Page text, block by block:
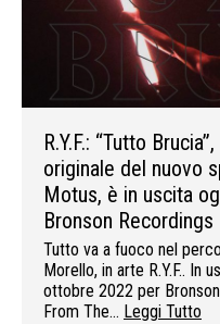
R.Y.F.: “Tutto
originale del nuovo
Motus, è in uscita
Bronson Recordings
Tutto va a fuoco nel
Morello, in arte R.Y.F.. In
ottobre 2022 per
From The… Leggi Tutto